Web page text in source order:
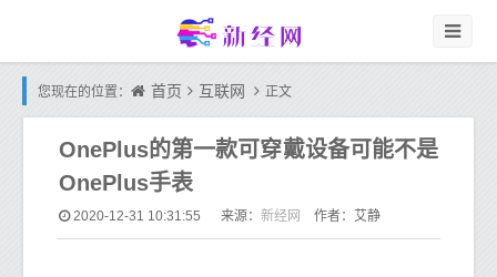
您现在的位置： 首页 互联网 正文
OnePlus的第一款可穿戴设备可能不是
OnePlus手表
2020-12-31 10:31:55 来源： 新经网 作者：艾静